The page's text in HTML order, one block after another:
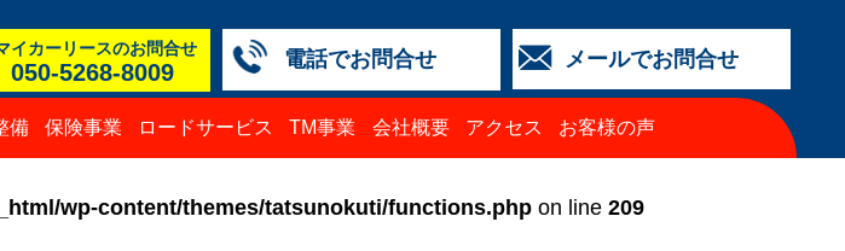
メールでお問合せ
電話でお問合せ
050-5264-4427
050-5268-8009
076-233-2318
076-255-0024
0776-33-2424
050-5264-4430
イカーリースのお問合せ
050-5268-8009
備 保険事業 ロードサービス TM事業 会社概要 アクセス お客様の声
wp-content/themes/tatsunokuti/functions.php on line 209